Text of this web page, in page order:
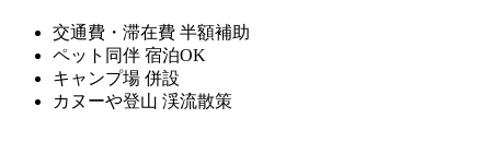
交通費・滞在費 半額補助
ペット同伴 宿泊OK
キャンプ場 併設
カヌーや登山 渓流散策